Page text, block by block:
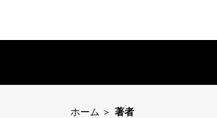
ホーム 著者